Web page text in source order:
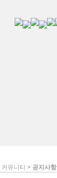
커뮤니티 > 공지사항